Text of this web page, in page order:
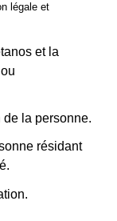
légale et
et la
la personne.
résidant